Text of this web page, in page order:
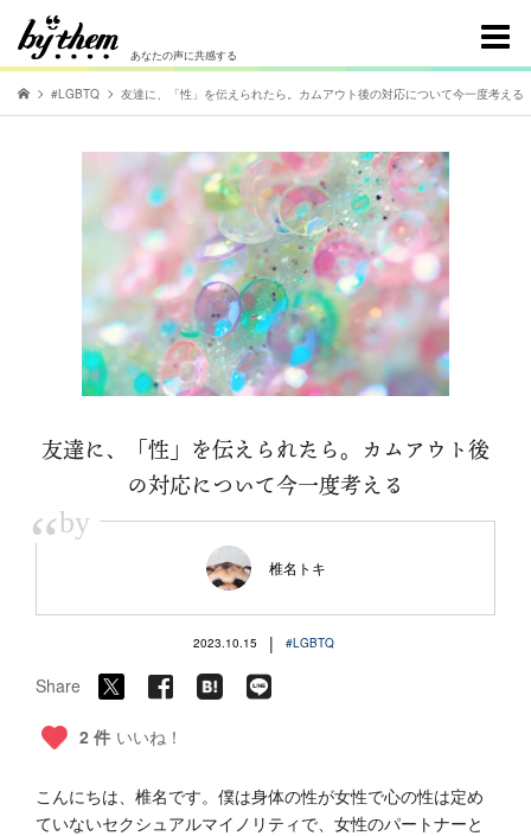
あなたの声に共感する
#LGBTQ 友達に、「性」を伝えられたら。カムアウト後の対応について今一度考える
友達に、「性」を伝えられたら。カムアウト後
の対応について今一度考える
“by
椎名トキ
2023.10.15 | #LGBTQ
Share
2 件 いいね！
こんにちは、椎名です。僕は身体の性が女性で心の性は定め
ていないセクシュアルマイノリティで、女性のパートナーと